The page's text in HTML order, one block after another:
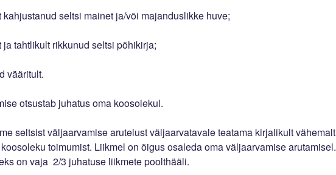
seltsi mainet ja/või majanduslikke huve;
tahtlikult rikkunud seltsi põhikirja;
vääritult.
otsustab juhatus oma koosolekul.
seltsist väljaarvamise arutelust väljaarvatavale teatama kirjalikult vähemalt
toimumist. Liikmel on õigus osaleda oma väljaarvamise arutamisel.
on vaja 2/3 juhatuse liikmete poolthääli.